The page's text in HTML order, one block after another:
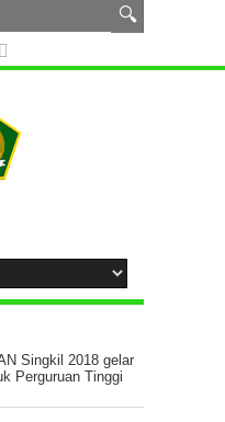
Singkil 2018 gelar
Perguruan Tinggi